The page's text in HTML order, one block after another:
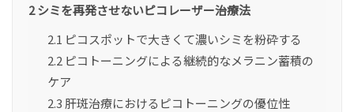
2シミを再発させないピコレーザー治療法
2.1 ピコスポットで大きくて濃いシミを粉砕する
2.2 ピコトーニングによる継続的なメラニン蓄積の
ケア
2.3 肝斑治療におけるピコトーニングの優位性